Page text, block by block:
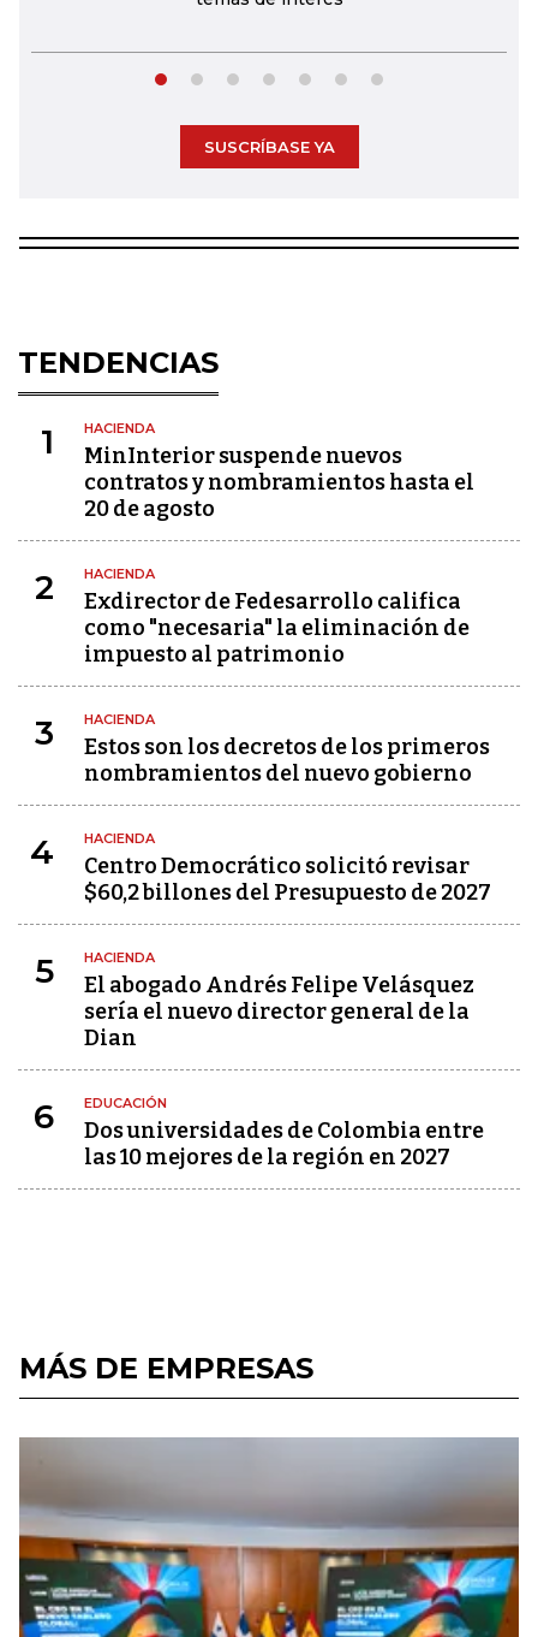
SUSCRÍBASE YA
TENDENCIAS
1 HACIENDA
MinInterior suspende nuevos
contratos y nombramientos hasta el
20 de agosto
2 HACIENDA
Exdirector de Fedesarrollo califica
como "necesaria" la eliminación de
impuesto al patrimonio
3 HACIENDA
Estos son los decretos de los primeros
nombramientos del nuevo gobierno
4 HACIENDA
Centro Democrático solicitó revisar
$60,2 billones del Presupuesto de 2027
5 HACIENDA
El abogado Andrés Felipe Velásquez
sería el nuevo director general de la
Dian
6 EDUCACIÓN
Dos universidades de Colombia entre
las 10 mejores de la región en 2027
MÁS DE EMPRESAS